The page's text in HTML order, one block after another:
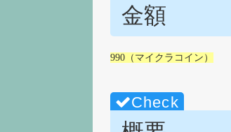
金額
990（マイクラコイン）